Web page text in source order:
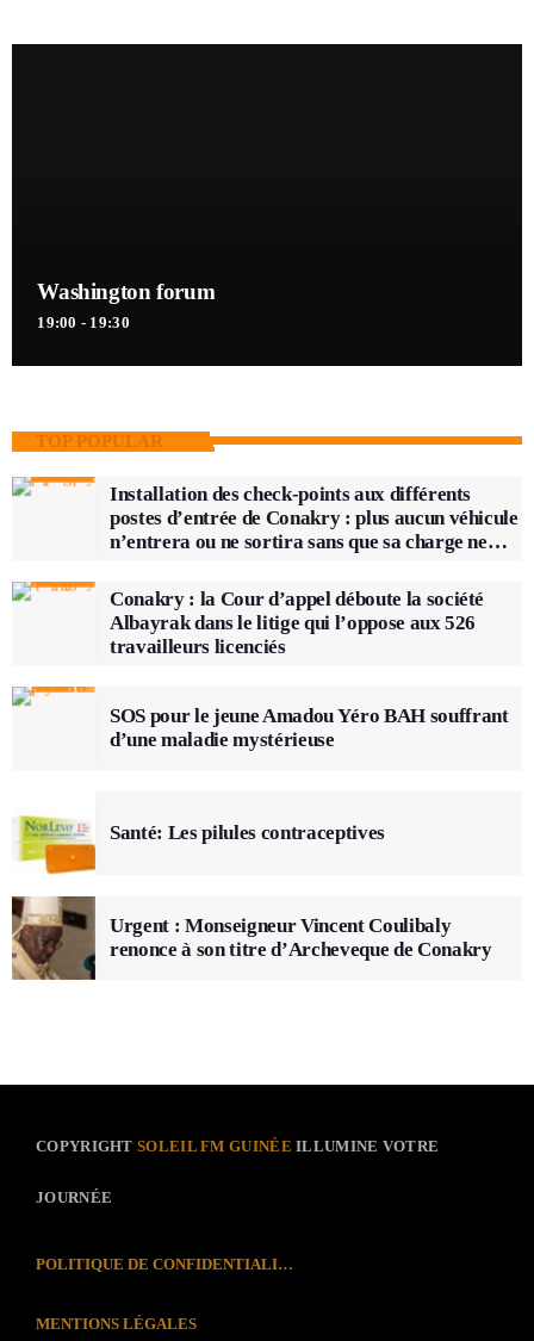
Washington forum
19:00 - 19:30
TOP POPULAR
Installation des check-points aux différents
postes d’entrée de Conakry : plus aucun véhicule
n’entrera ou ne sortira sans que sa charge ne
Conakry : la Cour d’appel déboute la société
Albayrak dans le litige qui l’oppose aux 526
travailleurs licenciés
SOS pour le jeune Amadou Yéro BAH souffrant
d’une maladie mystérieuse
Santé: Les pilules contraceptives
Urgent : Monseigneur Vincent Coulibaly
renonce à son titre d’Archeveque de Conakry
COPYRIGHTSOLEIL FM GUINÉE ILLUMINE VOTRE
JOURNÉE
POLITIQUE DE CONFIDENTIALITÉ
MENTIONS LÉGALES